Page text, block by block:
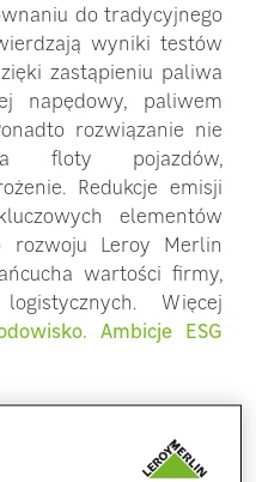
do tradycyjnego
wyniki testów
zastąpieniu paliwa
napędowy, paliwem
rozwiązanie nie
floty pojazdów,
Redukcje emisji
elementów
rozwoju Leroy Merlin
wartości firmy,
Więcej
Ambicje ESG
drodze – klimatyczne